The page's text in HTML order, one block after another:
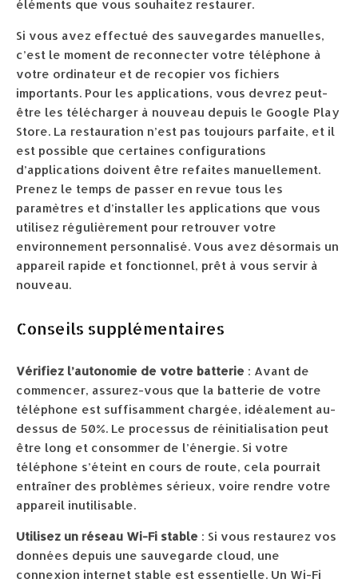
éléments que vous souhaitez restaurer.
Si vous avez effectué des sauvegardes manuelles,
c’est le moment de reconnecter votre téléphone à
votre ordinateur et de recopier vos fichiers
importants. Pour les applications, vous devrez peut-
être les télécharger à nouveau depuis le Google Play
Store. La restauration n’est pas toujours parfaite, et il
est possible que certaines configurations
d’applications doivent être refaites manuellement.
Prenez le temps de passer en revue tous les
paramètres et d’installer les applications que vous
utilisez régulièrement pour retrouver votre
environnement personnalisé. Vous avez désormais un
appareil rapide et fonctionnel, prêt à vous servir à
nouveau.
Conseils supplémentaires
Vérifiez l’autonomie de votre batterie : Avant de
commencer, assurez-vous que la batterie de votre
téléphone est suffisamment chargée, idéalement au-
dessus de 50%. Le processus de réinitialisation peut
être long et consommer de l’énergie. Si votre
téléphone s’éteint en cours de route, cela pourrait
entraîner des problèmes sérieux, voire rendre votre
appareil inutilisable.
Utilisez un réseau Wi-Fi stable : Si vous restaurez vos
données depuis une sauvegarde cloud, une
connexion internet stable est essentielle. Un Wi-Fi